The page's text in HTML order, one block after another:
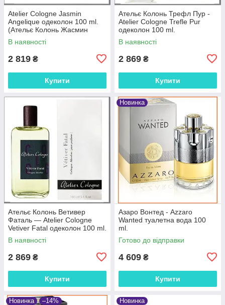
Atelier Cologne Jasmin
Angelique одеколон 100 ml.
(Ательє Колонь Жасмин
Анжеліка)
В наявності
2 819 ₴
Купити
Ательє Колонь Трефл Пур -
Atelier Cologne Trefle Pur
одеколон 100 ml.
В наявності
2 869 ₴
Купити
Ательє Колонь Ветивер
Фаталь — Atelier Cologne
Vetiver Fatal одеколон 100 ml.
В наявності
2 869 ₴
Купити
Новинка
Азаро Вонтед - Azzaro
Wanted туалетна вода 100
ml.
Готово до відправки
4 609 ₴
Купити
Новинка –14% Новинка